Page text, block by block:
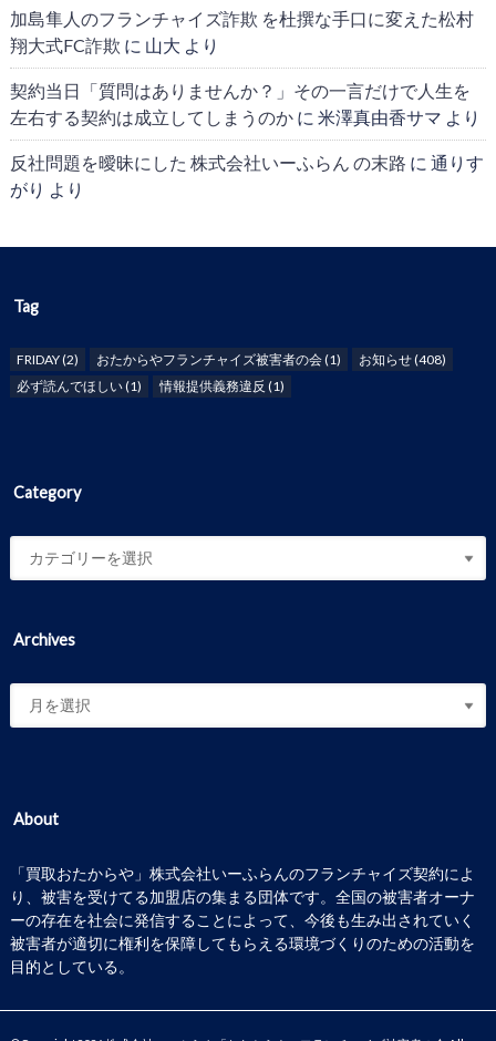
加島隼人のフランチャイズ詐欺 を杜撰な手口に変えた松村
翔大式FC詐欺 に 山大 より
契約当日「質問はありませんか？」その一言だけで人生を
左右する契約は成立してしまうのかに 米澤真由香サマ より
反社問題を曖昧にした 株式会社いーふらん の末路 に 通りす
がり より
Tag
FRIDAY(2) おたからやフランチャイズ被害者の会(1) お知らせ(408)
必ず読んでほしい(1) 情報提供義務違反 (1)
Category
Archives
About
「買取おたからや」株式会社いーふらんのフランチャイズ契約によ
り、被害を受けてる加盟店の集まる団体です。全国の被害者オーナ
ーの存在を社会に発信することによって、今後も生み出されていく
被害者が適切に権利を保障してもらえる環境づくりのための活動を
目的としている。